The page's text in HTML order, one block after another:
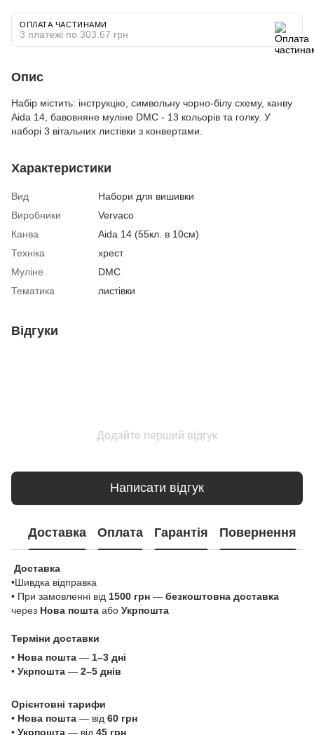
ОПЛАТА ЧАСТИНАМИ
3 платежі по 303.67 грн
Опис
Набір містить: інструкцію, символьну чорно-білу схему, канву
Aida 14, бавовняне муліне DMC - 13 кольорів та голку. У
наборі 3 вітальних листівки з конвертами.
Характеристики
Вид
Набори для вишивки
Виробники
Vervaco
Канва
Aida 14 (55кл. в 10см)
Техніка
хрест
Муліне
DMC
Тематика
листівки
Відгуки
Додайте перший відгук
Написати відгук
Доставка Оплата Гарантія Повернення
Доставка
•Шивдка відправка
• При замовленні від 1500 грн — безкоштовна доставка
через Нова пошта або Укрпошта
Терміни доставки
• Нова пошта — 1–3 дні
• Укрпошта — 2–5 днів
Орієнтовні тарифи
• Нова пошта — від 60 грн
• Укрпошта — від 45 грн